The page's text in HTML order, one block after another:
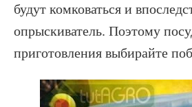
будут комковаться и
опрыскиватель. Поэтому
приготовления выбирайте